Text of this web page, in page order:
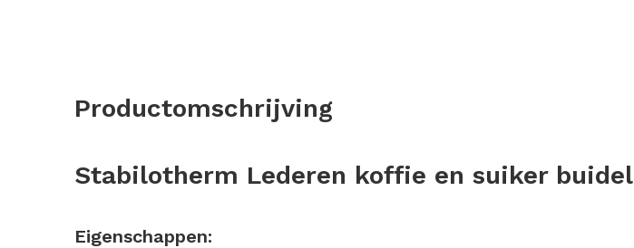
Productomschrijving
Stabilotherm Lederen koffie en suiker buidel
Eigenschappen: